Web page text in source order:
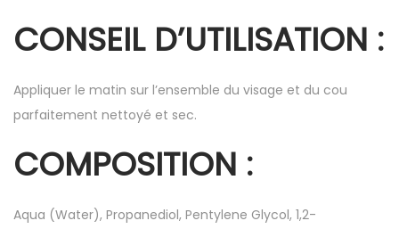
CONSEIL D’UTILISATION :
Appliquer le matin sur l’ensemble du visage et du cou
parfaitement nettoyé et sec.
COMPOSITION :
Aqua (Water), Propanediol, Pentylene Glycol, 1,2-